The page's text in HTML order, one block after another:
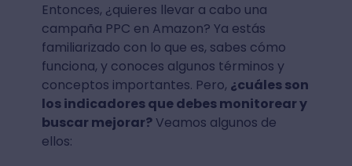
Entonces, ¿quieres llevar a cabo una
campaña PPC en Amazon? Ya estás
familiarizado con lo que es, sabes cómo
funciona, y conoces algunos términos y
conceptos importantes. Pero, ¿cuáles son
los indicadores que debes monitorear y
buscar mejorar?Veamos algunos de
ellos: